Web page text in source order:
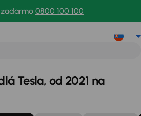
0800 100 100
Tesla, od 2021 na